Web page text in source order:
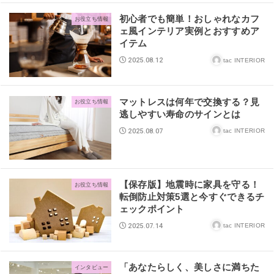
お役立ち情報
初心者でも簡単！おしゃれなカフ
ェ風インテリア実例とおすすめア
イテム
2025.08.12 tac INTERIOR
お役立ち情報
マットレスは何年で交換する？見
逃しやすい寿命のサインとは
2025.08.07 tac INTERIOR
お役立ち情報
【保存版】地震時に家具を守る！
転倒防止対策5選と今すぐできるチ
ェックポイント
2025.07.14 tac INTERIOR
インタビュー 「あなたらしく、美しさに満ちた